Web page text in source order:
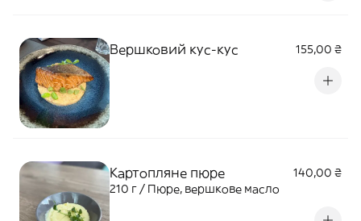
Вершковий кус-кус 155,00 ₴
Картопляне пюре
140,00 ₴
210 г / Пюре, вершкове масло